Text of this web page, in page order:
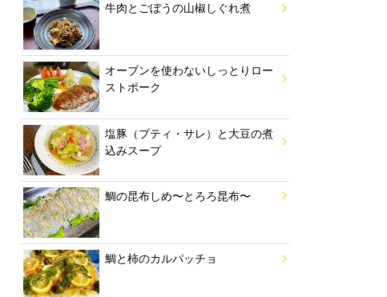
牛肉とごぼうの山椒しぐれ煮
オーブンを使わないしっとりロー
ストポーク
塩豚（プティ・サレ）と大豆の煮
込みスープ
鯛の昆布しめ〜とろろ昆布〜
鯛と柿のカルパッチョ